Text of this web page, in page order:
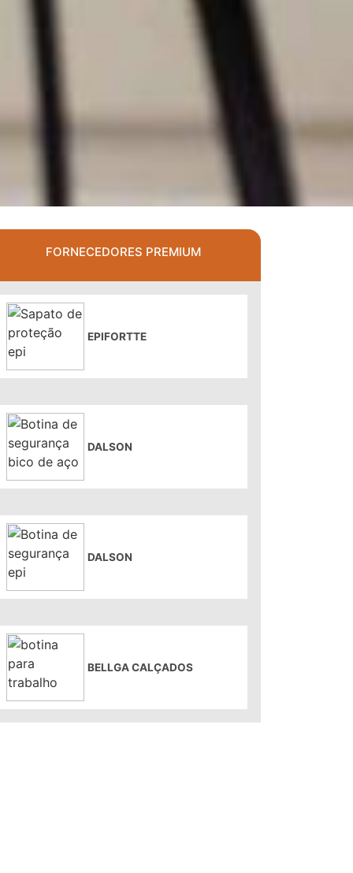
FORNECEDORES PREMIUM
EPIFORTTE
DALSON
DALSON
BELLGA CALÇADOS